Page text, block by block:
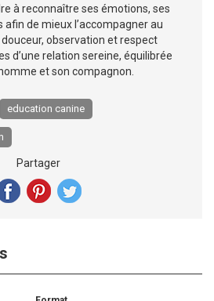
à reconnaître ses émotions, ses
afin de mieux l’accompagner au
observation et respect
d’une relation sereine, équilibrée
et son compagnon.
education canine
Partager